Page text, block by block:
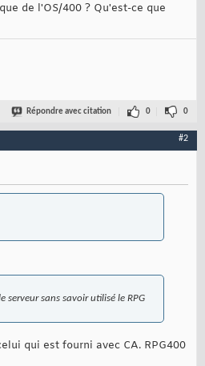
de l'OS/400 ? Qu'est-ce que
Répondre avec citation 0 0
#2
sans savoir utilisé le RPG
qui est fourni avec CA. RPG400